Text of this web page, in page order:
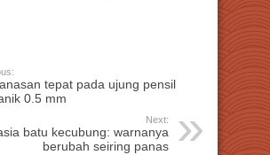
tepat pada ujung pensil
0.5 mm
Next:
batu kecubung: warnanya
berubah seiring panas